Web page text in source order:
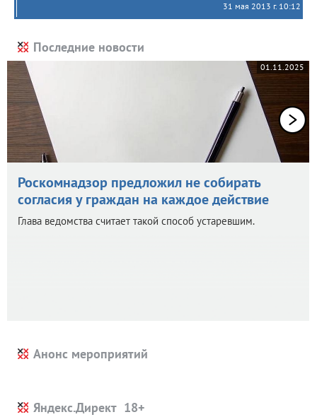
31 мая 2013 г. 10:12
Последние новости
01.11.2025
Роскомнадзор предложил не собирать
согласия у граждан на каждое действие
Глава ведомства считает такой способ устаревшим.
Анонс мероприятий
Яндекс.Директ